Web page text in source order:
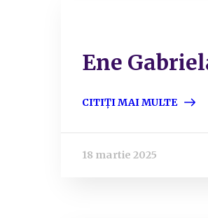
Ene
CITIȚI MAI MULTE
18 martie 2025